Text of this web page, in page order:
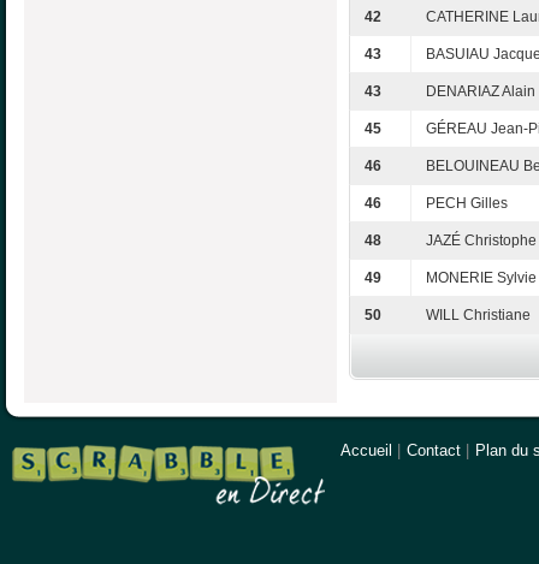
42 CATHERINE
43 BASUIAU
43 DENARIAZ Alain
45 GÉREAU Jean-
46 BELOUINEAU
46 PECH Gilles
48 JAZÉ Christophe
49 MONERIE Sylvie
50 WILL Christiane
Accueil Contact Plan du